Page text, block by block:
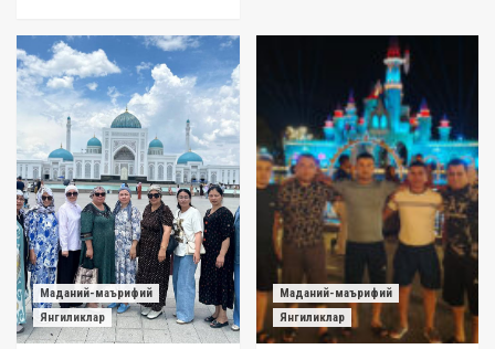
Маданий-маърифий
Янгиликлар
Маданий-маърифий
Янгиликлар